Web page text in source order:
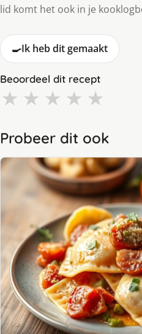
lid komt het ook in je
🍳Ik heb dit gemaakt
Beoordeel dit recept
★ ★ ★ ★ ★
Probeer dit ook